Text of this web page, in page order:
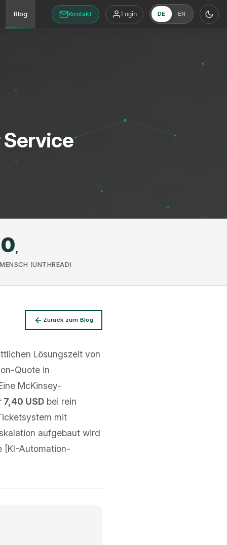
Blog Kontakt Login DE EN
0,
(UNTHREAD)
Zurück zum Blog
Lösungszeit von
Quote in
McKinsey-
USD bei rein
mit
aufgebaut wird
[KI-Automation-